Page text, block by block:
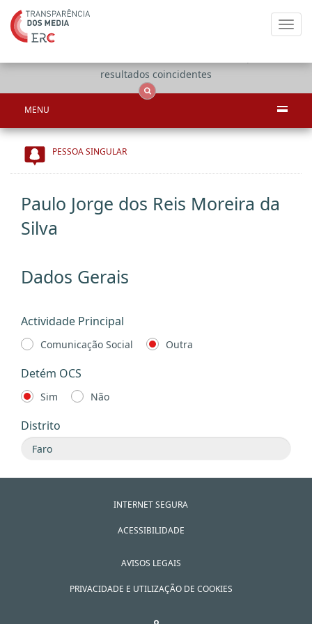
resultados coincidentes
MENU
PESSOA SINGULAR
Paulo Jorge dos Reis Moreira da
Silva
Dados Gerais
Actividade Principal
Comunicação Social Outra
Detém OCS
Sim Não
Distrito
INTERNET SEGURA
ACESSIBILIDADE
AVISOS LEGAIS
PRIVACIDADE E UTILIZAÇÃO DE COOKIES